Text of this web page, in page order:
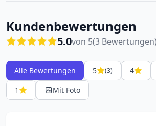
Kundenbewertungen
5.0von 5(3 Bewertungen)
Alle Bewertungen 5 (3) 4
1
Mit Foto